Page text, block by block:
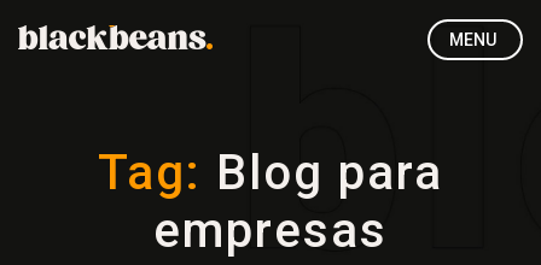
MENU
Tag: Blog para
empresas